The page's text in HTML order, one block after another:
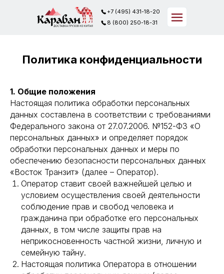
8 (800) 250-18-31
+7 (495) 431-18-20
8 (800) 250-18-31
+7 (495) 431-18-20
8 (800) 250-18-31
+7 (495) 431-18-20
Политика конфиденциальности
1. Общие положения
Настоящая политика обработки персональных
данных составлена в соответствии с требованиями
Федерального закона от 27.07.2006. №152-ФЗ «О
персональных данных» и определяет порядок
обработки персональных данных и меры по
обеспечению безопасности персональных данных
«Восток Транзит» (далее – Оператор).
Оператор ставит своей важнейшей целью и
условием осуществления своей деятельности
соблюдение прав и свобод человека и
гражданина при обработке его персональных
данных, в том числе защиты прав на
неприкосновенность частной жизни, личную и
семейную тайну.
Настоящая политика Оператора в отношении